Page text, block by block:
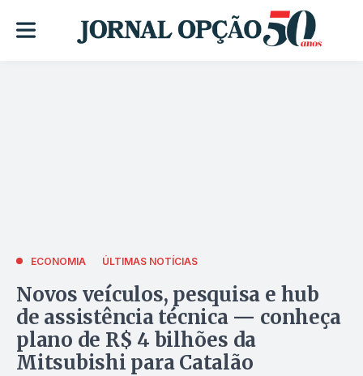
ECONOMIA ÚLTIMAS NOTÍCIAS
Novos veículos, pesquisa e hub
de assistência técnica — conheça
plano de R$ 4 bilhões da
Mitsubishi para Catalão